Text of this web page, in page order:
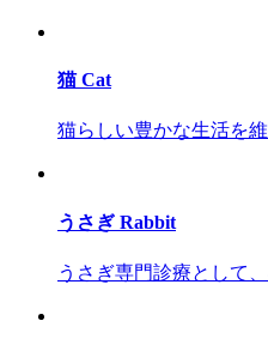
猫 Cat
猫らしい豊かな生活を
うさぎ Rabbit
うさぎ専門診療として